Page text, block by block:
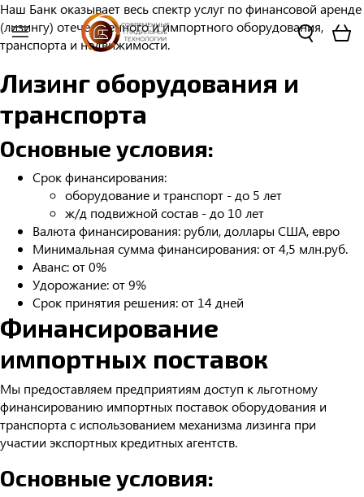
Наш Банк оказывает весь спектр услуг по финансовой аренде
(лизингу) отечественного и импортного оборудования,
транспорта и недвижимости.
Лизинг оборудования и
транспорта
Основные условия:
Срок финансирования:
оборудование и транспорт - до 5 лет
ж/д подвижной состав - до 10 лет
Валюта финансирования: рубли, доллары США, евро
Минимальная сумма финансирования: от 4,5 млн.руб.
Аванс: от 0%
Удорожание: от 9%
Срок принятия решения: от 14 дней
Финансирование
импортных поставок
Мы предоставляем предприятиям доступ к льготному
финансированию импортных поставок оборудования и
транспорта с использованием механизма лизинга при
участии экспортных кредитных агентств.
Основные условия: